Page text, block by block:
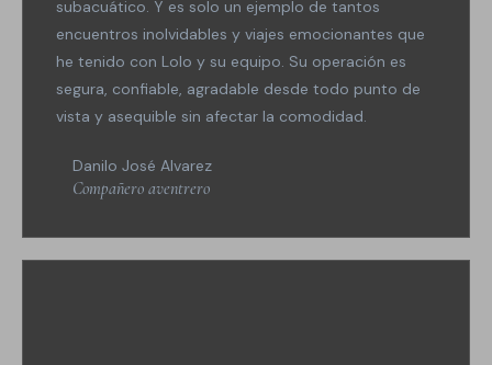
subacuático. Y es solo un ejemplo de tantos
encuentros inolvidables y viajes emocionantes que
he tenido con Lolo y su equipo. Su operación es
segura, confiable, agradable desde todo punto de
vista y asequible sin afectar la comodidad.
Danilo José Alvarez
Compañero aventrero